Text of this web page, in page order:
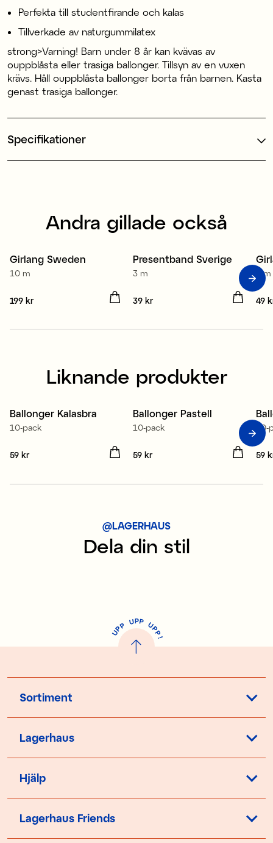
Perfekta till studentfirande och kalas
Tillverkade av naturgummilatex
strong>Varning! Barn under 8 år kan kvävas av
ouppblåsta eller trasiga ballonger. Tillsyn av en vuxen
krävs. Håll ouppblåsta ballonger borta från barnen. Kasta
genast trasiga ballonger.
Specifikationer
Andra gillade också
Girlang Sweden
10 m
Pris :199 kr
199 kr
4 för 3
Presentband Sverige
3 m
Pris:
39 kr
3 m
Pris
49
Liknande produkter
Ballonger Kalasbra
10-pack
Pris:
59 kr
Ballonger Pastell
10-pack
Pris:
59 kr Pris
59
@LAGERHAUS
Dela din stil
U
P
P UPP UP
P
!
Sortiment
Lagerhaus
Hjälp
Lagerhaus Friends